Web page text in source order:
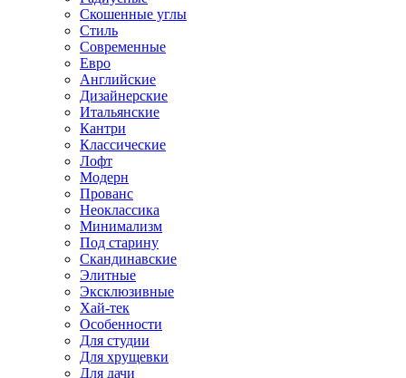
Скошенные углы
Стиль
Современные
Евро
Английские
Дизайнерские
Итальянские
Кантри
Классические
Лофт
Модерн
Прованс
Неоклассика
Минимализм
Под старину
Скандинавские
Элитные
Эксклюзивные
Хай-тек
Особенности
Для студии
Для хрущевки
Для дачи